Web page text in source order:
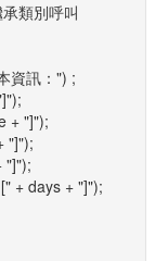
類別呼叫
資訊：") ;
+ "]");
"]");
"]");
+ days + "]");